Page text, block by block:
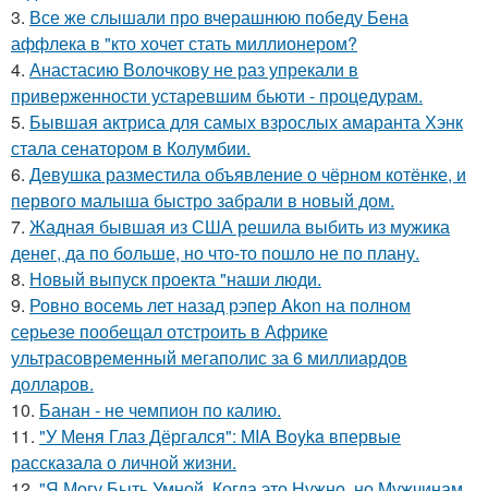
3. Все же слышали про вчерашнюю победу Бена
аффлека в "кто хочет стать миллионером?
4. Анастасию Волочкову не раз упрекали в
приверженности устаревшим бьюти - процедурам.
5. Бывшая актриса для самых взрослых амаранта Хэнк
стала сенатором в Колумбии.
6. Девушка разместила объявление о чёрном котёнке, и
первого малыша быстро забрали в новый дом.
7. Жадная бывшая из США решила выбить из мужика
денег, да по больше, но что-то пошло не по плану.
8. Новый выпуск проекта "наши люди.
9. Ровно восемь лет назад рэпер Akon на полном
серьезе пообещал отстроить в Африке
ультрасовременный мегаполис за 6 миллиардов
долларов.
10. Банан - не чемпион по калию.
11. "У Меня Глаз Дёргался": MIA Boyka впервые
рассказала о личной жизни.